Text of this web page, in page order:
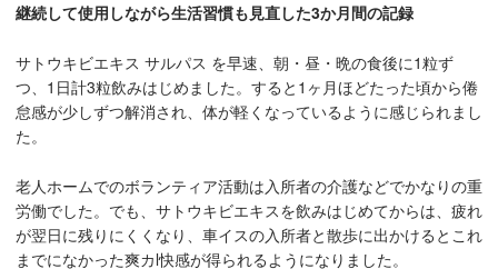
継続して使用しながら生活習慣も見直した3か月間の記録
サトウキビエキス サルパス を早速、朝・昼・晩の食後に1粒ず
つ、1日計3粒飲みはじめました。すると1ヶ月ほどたった頃から倦
怠感が少しずつ解消され、体が軽くなっているように感じられまし
た。
老人ホームでのボランティア活動は入所者の介護などでかなりの重
労働でした。でも、サトウキビエキスを飲みはじめてからは、疲れ
が翌日に残りにくくなり、車イスの入所者と散歩に出かけるとこれ
までになかった爽カl快感が得られるようになりました。